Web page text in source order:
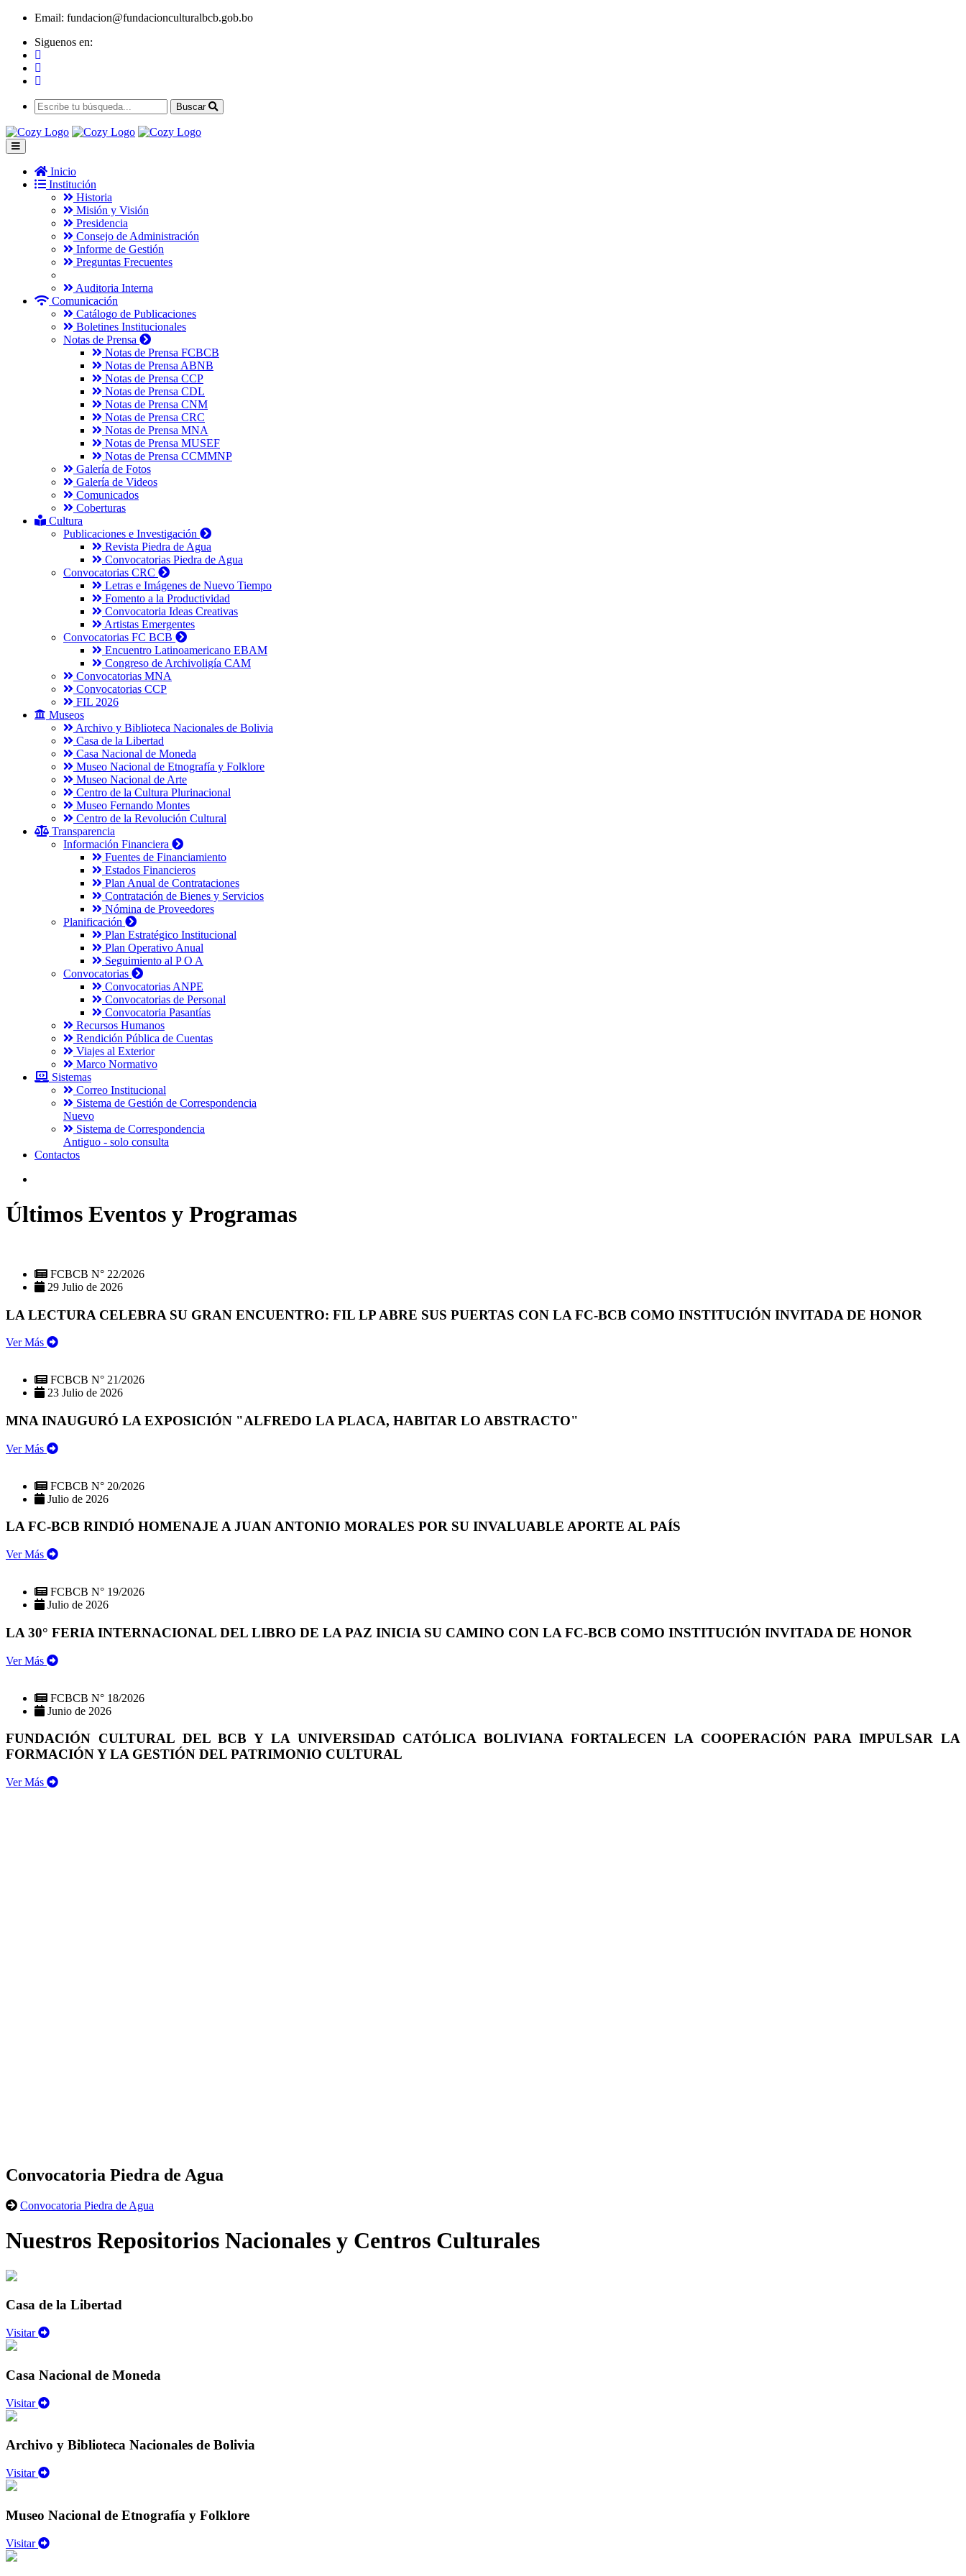
Email: fundacion@fundacionculturalbcb.gob.bo
Siguenos en:
Buscar
Inicio
Institución
Historia
Misión y Visión
Presidencia
Consejo de Administración
Informe de Gestión
Preguntas Frecuentes
Auditoria Interna
Comunicación
Catálogo de Publicaciones
Boletines Institucionales
Notas de Prensa
Notas de Prensa FCBCB
Notas de Prensa ABNB
Notas de Prensa CCP
Notas de Prensa CDL
Notas de Prensa CNM
Notas de Prensa CRC
Notas de Prensa MNA
Notas de Prensa MUSEF
Notas de Prensa CCMMNP
Galería de Fotos
Galería de Videos
Comunicados
Coberturas
Cultura
Publicaciones e Investigación
Revista Piedra de Agua
Convocatorias Piedra de Agua
Convocatorias CRC
Letras e Imágenes de Nuevo Tiempo
Fomento a la Productividad
Convocatoria Ideas Creativas
Artistas Emergentes
Convocatorias FC BCB
Encuentro Latinoamericano EBAM
Congreso de Archivoligía CAM
Convocatorias MNA
Convocatorias CCP
FIL 2026
Museos
Archivo y Biblioteca Nacionales de Bolivia
Casa de la Libertad
Casa Nacional de Moneda
Museo Nacional de Etnografía y Folklore
Museo Nacional de Arte
Centro de la Cultura Plurinacional
Museo Fernando Montes
Centro de la Revolución Cultural
Transparencia
Información Financiera
Fuentes de Financiamiento
Estados Financieros
Plan Anual de Contrataciones
Contratación de Bienes y Servicios
Nómina de Proveedores
Planificación
Plan Estratégico Institucional
Plan Operativo Anual
Seguimiento al P O A
Convocatorias
Convocatorias ANPE
Convocatorias de Personal
Convocatoria Pasantías
Recursos Humanos
Rendición Pública de Cuentas
Viajes al Exterior
Marco Normativo
Sistemas
Correo Institucional
Sistema de Gestión de Correspondencia
Nuevo
Sistema de Correspondencia
Antiguo - solo consulta
Contactos
Últimos Eventos y Programas
FCBCB N° 22/2026
29 Julio de 2026
LA LECTURA CELEBRA SU GRAN ENCUENTRO: FIL LP ABRE SUS PUERTAS CON LA FC-BCB COMO INSTITUCIÓN INVITADA DE HONOR
Ver Más
FCBCB N° 21/2026
23 Julio de 2026
MNA INAUGURÓ LA EXPOSICIÓN "ALFREDO LA PLACA, HABITAR LO ABSTRACTO"
Ver Más
FCBCB N° 20/2026
Julio de 2026
LA FC-BCB RINDIÓ HOMENAJE A JUAN ANTONIO MORALES POR SU INVALUABLE APORTE AL PAÍS
Ver Más
FCBCB N° 19/2026
Julio de 2026
LA 30° FERIA INTERNACIONAL DEL LIBRO DE LA PAZ INICIA SU CAMINO CON LA FC-BCB COMO INSTITUCIÓN INVITADA DE HONOR
Ver Más
FCBCB N° 18/2026
Junio de 2026
FUNDACIÓN CULTURAL DEL BCB Y LA UNIVERSIDAD CATÓLICA BOLIVIANA FORTALECEN LA COOPERACIÓN PARA IMPULSAR LA
FORMACIÓN Y LA GESTIÓN DEL PATRIMONIO CULTURAL
Ver Más
Convocatoria Piedra de Agua
Convocatoria Piedra de Agua
Nuestros Repositorios Nacionales y Centros Culturales
Casa de la Libertad
Visitar
Casa Nacional de Moneda
Visitar
Archivo y Biblioteca Nacionales de Bolivia
Visitar
Museo Nacional de Etnografía y Folklore
Visitar